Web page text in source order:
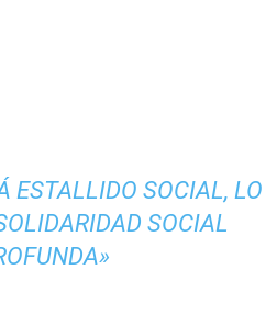
ESTALLIDO SOCIAL, LO
SOCIAL